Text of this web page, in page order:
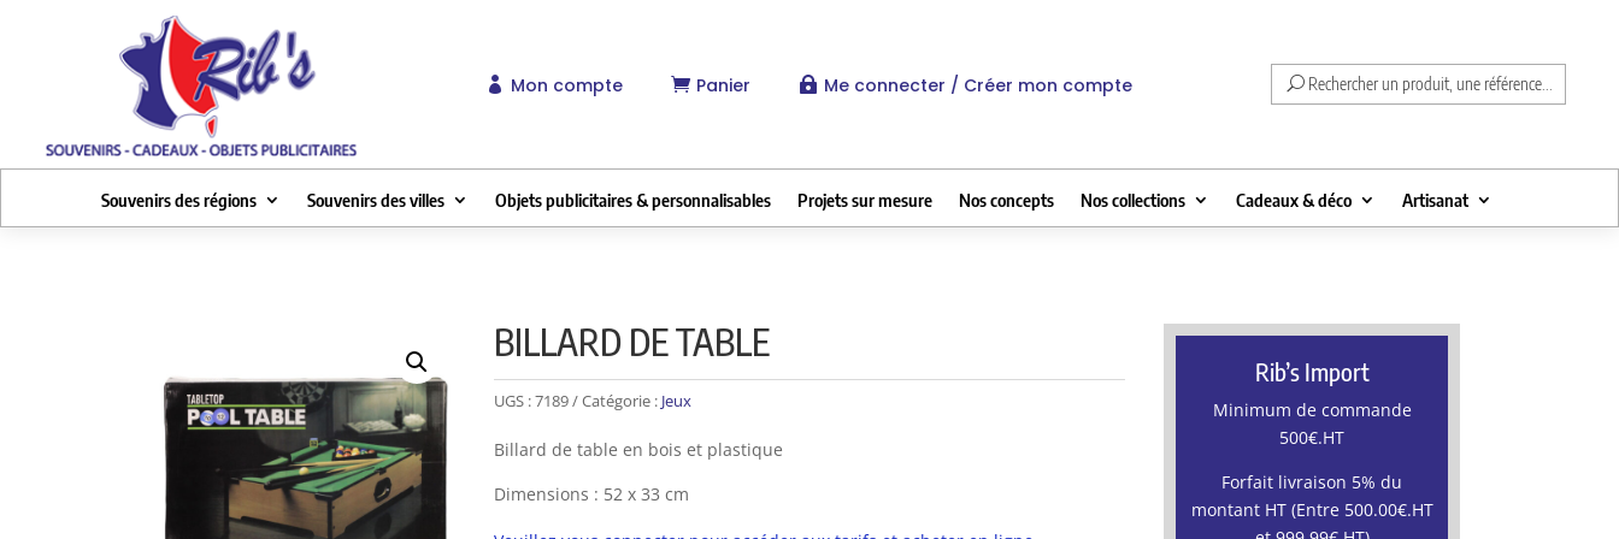
 Mon compte  Panier  Me connecter / Créer mon compte Rechercher un produit, une référence...
Souvenirs des régions Souvenirs des villes Objets publicitaires & personnalisables Projets sur mesure Nos concepts Nos collections Cadeaux & déco Artisanat
BILLARD DE TABLE
UGS :7189 Catégorie : Jeux
Billard de table en bois et plastique
Dimensions : 52 x 33 cm
Rib’s Import
Minimum de commande
500€.HT
Forfait livraison 5% du
montant HT (Entre 500.00€.HT